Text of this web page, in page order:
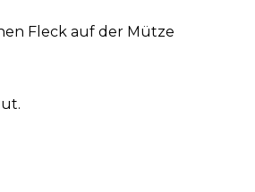
Fleck auf der Mütze